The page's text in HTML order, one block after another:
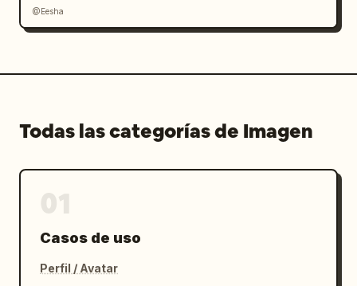
@Eesha
Todas las categorías de Imagen
Casos de uso
Perfil / Avatar